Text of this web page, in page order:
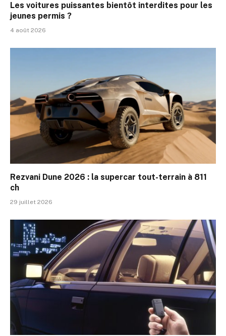
Les voitures puissantes bientôt interdites pour les
jeunes permis ?
4 août 2026
Rezvani Dune 2026 : la supercar tout-terrain à 811
ch
29 juillet 2026